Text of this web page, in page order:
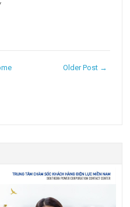
Older Post →